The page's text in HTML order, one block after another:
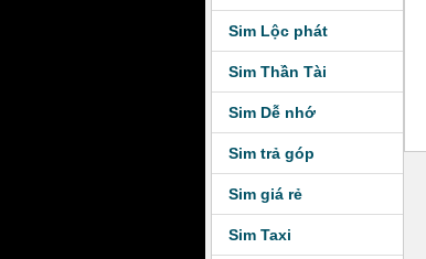
Sim Lộc phát
Sim Thần Tài
Sim Dễ nhớ
Sim trả góp
Sim giá rẻ
Sim Taxi